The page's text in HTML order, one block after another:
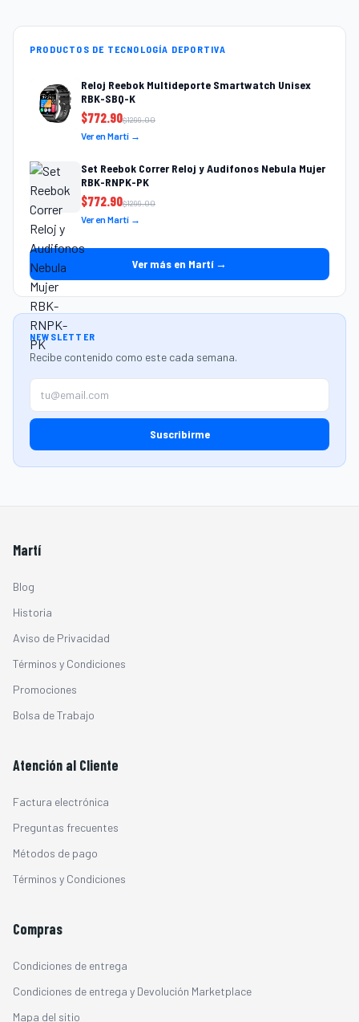
PRODUCTOS DE TECNOLOGÍA DEPORTIVA
Reloj Reebok Multideporte Smartwatch Unisex
RBK-SBQ-K
$772.90$1299.00
Ver en Martí →
Set Reebok Correr Reloj y Audifonos Nebula Mujer
RBK-RNPK-PK
$772.90$1299.00
Ver en Martí →
Ver más en Martí →
NEWSLETTER
Recibe contenido como este cada semana.
Suscribirme
Martí
Blog
Historia
Aviso de Privacidad
Términos y Condiciones
Promociones
Bolsa de Trabajo
Atención al Cliente
Factura electrónica
Preguntas frecuentes
Métodos de pago
Términos y Condiciones
Compras
Condiciones de entrega
Condiciones de entrega y Devolución Marketplace
Mapa del sitio